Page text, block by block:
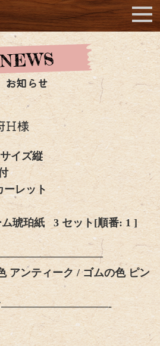
お知らせ
H様
イズ縦
ーレット
ム琥珀紙 3 セット[順番: 1 ]
———————————–
アンティーク / ゴムの色 ピン
て——————————-